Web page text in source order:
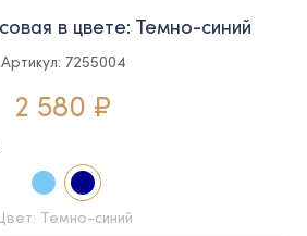
в цвете: Темно-синий
Артикул: 7255004
2 580 ₽
Темно-синий